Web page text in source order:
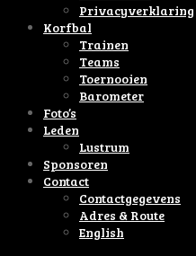
Privacyverklaring
Korfbal
Trainen
Teams
Toernooien
Barometer
Foto’s
Leden
Lustrum
Sponsoren
Contact
Contactgegevens
Adres & Route
English